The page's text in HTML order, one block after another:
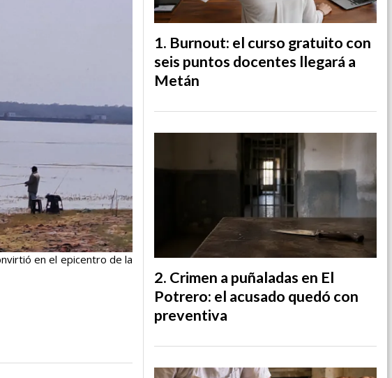
en el epicentro de la
Burnout: el curso gratuito con
seis puntos docentes llegará a
Metán
Crimen a puñaladas en El
Potrero: el acusado quedó con
preventiva